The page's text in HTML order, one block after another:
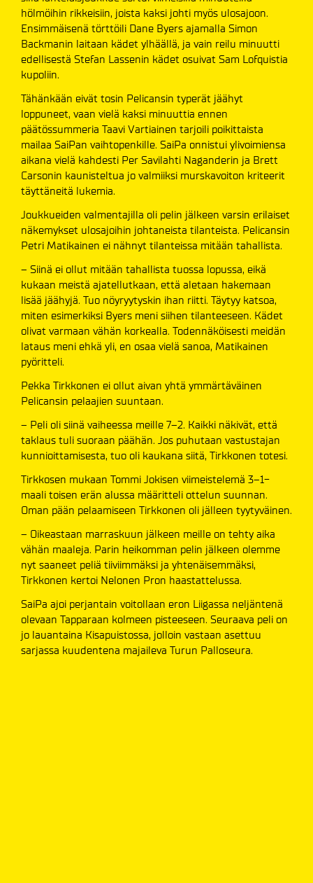
hölmöihin rikkeisiin, joista kaksi johti myös ulosajoon.
Ensimmäisenä törttöili Dane Byers ajamalla Simon
Backmanin laitaan kädet ylhäällä, ja vain reilu minuutti
edellisestä Stefan Lassenin kädet osuivat Sam Lofquistia
kupoliin.
Tähänkään eivät tosin Pelicansin typerät jäähyt
loppuneet, vaan vielä kaksi minuuttia ennen
päätössummeria Taavi Vartiainen tarjoili poikittaista
mailaa SaiPan vaihtopenkille. SaiPa onnistui ylivoimiensa
aikana vielä kahdesti Per Savilahti Naganderin ja Brett
Carsonin kaunisteltua jo valmiiksi murskavoiton kriteerit
täyttäneitä lukemia.
Joukkueiden valmentajilla oli pelin jälkeen varsin erilaiset
näkemykset ulosajoihin johtaneista tilanteista. Pelicansin
Petri Matikainen ei nähnyt tilanteissa mitään tahallista.
– Siinä ei ollut mitään tahallista tuossa lopussa, eikä
kukaan meistä ajatellutkaan, että aletaan hakemaan
lisää jäähyjä. Tuo nöyryytyskin ihan riitti. Täytyy katsoa,
miten esimerkiksi Byers meni siihen tilanteeseen. Kädet
olivat varmaan vähän korkealla. Todennäköisesti meidän
lataus meni ehkä yli, en osaa vielä sanoa, Matikainen
pyöritteli.
Pekka Tirkkonen ei ollut aivan yhtä ymmärtäväinen
Pelicansin pelaajien suuntaan.
– Peli oli siinä vaiheessa meille 7–2. Kaikki näkivät, että
taklaus tuli suoraan päähän. Jos puhutaan vastustajan
kunnioittamisesta, tuo oli kaukana siitä, Tirkkonen totesi.
Tirkkosen mukaan Tommi Jokisen viimeistelemä 3–1-
maali toisen erän alussa määritteli ottelun suunnan.
Oman pään pelaamiseen Tirkkonen oli jälleen tyytyväinen.
– Oikeastaan marraskuun jälkeen meille on tehty aika
vähän maaleja. Parin heikomman pelin jälkeen olemme
nyt saaneet peliä tiiviimmäksi ja yhtenäisemmäksi,
Tirkkonen kertoi Nelonen Pron haastattelussa.
SaiPa ajoi perjantain voitollaan eron Liigassa neljäntenä
olevaan Tapparaan kolmeen pisteeseen. Seuraava peli on
jo lauantaina Kisapuistossa, jolloin vastaan asettuu
sarjassa kuudentena majaileva Turun Palloseura.